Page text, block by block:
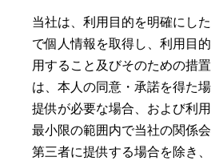
当社は、利用目的を明確にし
で個人情報を取得し、利用目
用すること及びそのための措
は、本人の同意・承諾を得た
提供が必要な場合、および利
最小限の範囲内で当社の関係
第三者に提供する場合を除き